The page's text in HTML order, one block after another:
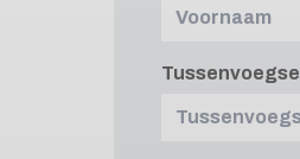
Tussenvoegsel